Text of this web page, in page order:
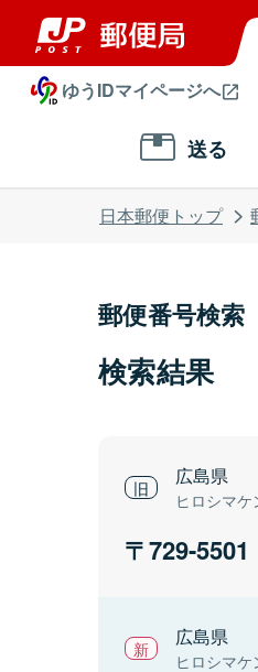
ゆうIDマイページへ
送る
日本郵便トップ
郵便番号検索
検索結果
広島県
ヒロシマケ
729-5501
広島県
ヒロシマケ